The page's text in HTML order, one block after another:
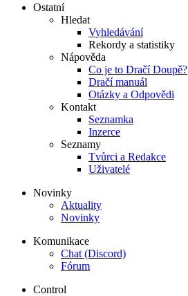
Ostatní
Hledat
Vyhledávání
Rekordy a statistiky
Nápověda
Co je to Dračí Doupě?
Dračí manuál
Otázky a Odpovědi
Kontakt
Seznamka
Inzerce
Seznamy
Tvůrci a Redakce
Uživatelé
Novinky
Aktuality
Novinky
Komunikace
Chat (Discord)
Fórum
Control